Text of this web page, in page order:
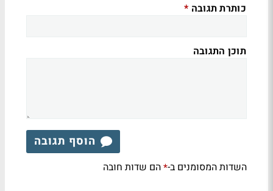
כותרת תגובה *
תוכן התגובה
הוסף תגובה
השדות המסומנים ב-*הם שדות חובה